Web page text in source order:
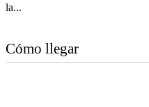
la...
Cómo llegar